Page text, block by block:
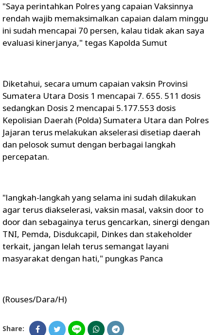
"Saya perintahkan Polres yang capaian Vaksinnya
rendah wajib memaksimalkan capaian dalam minggu
ini sudah mencapai 70 persen, kalau tidak akan saya
evaluasi kinerjanya," tegas Kapolda Sumut
Diketahui, secara umum capaian vaksin Provinsi
Sumatera Utara Dosis 1 mencapai 7. 655. 511 dosis
sedangkan Dosis 2 mencapai 5.177.553 dosis
Kepolisian Daerah (Polda) Sumatera Utara dan Polres
Jajaran terus melakukan akselerasi disetiap daerah
dan pelosok sumut dengan berbagai langkah
percepatan.
"langkah-langkah yang selama ini sudah dilakukan
agar terus diakselerasi, vaksin masal, vaksin door to
door dan sebagainya terus gencarkan, sinergi dengan
TNI, Pemda, Disdukcapil, Dinkes dan stakeholder
terkait, jangan lelah terus semangat layani
masyarakat dengan hati," pungkas Panca
(Rouses/Dara/H)
Share: